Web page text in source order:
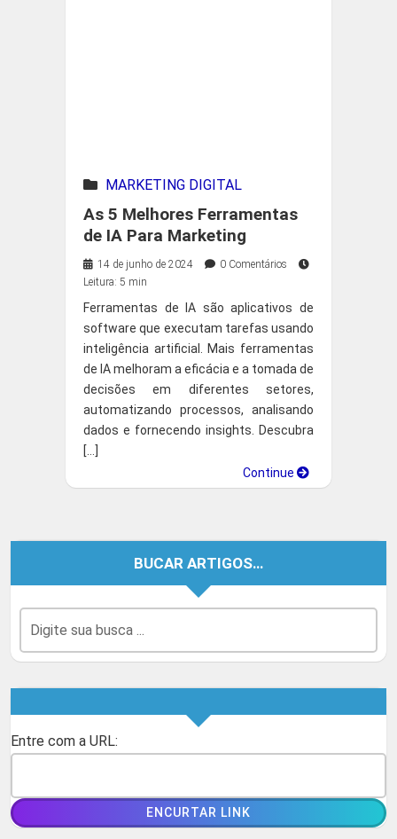
MARKETING DIGITAL
As 5 Melhores Ferramentas
de IA Para Marketing
14 de junho de 2024
0 Comentários
Leitura: 5 min
Ferramentas de IA são aplicativos de
software que executam tarefas usando
inteligência artificial. Mais ferramentas
de IA melhoram a eficácia e a tomada de
decisões em diferentes setores,
automatizando processos, analisando
dados e fornecendo insights. Descubra
[…]
Continue
BUCAR ARTIGOS…
Entre com a URL: